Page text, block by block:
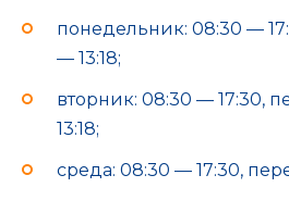
понедельник: 08:30 —
— 13:18;
вторник: 08:30 — 17:30,
13:18;
среда: 08:30 — 17:30,